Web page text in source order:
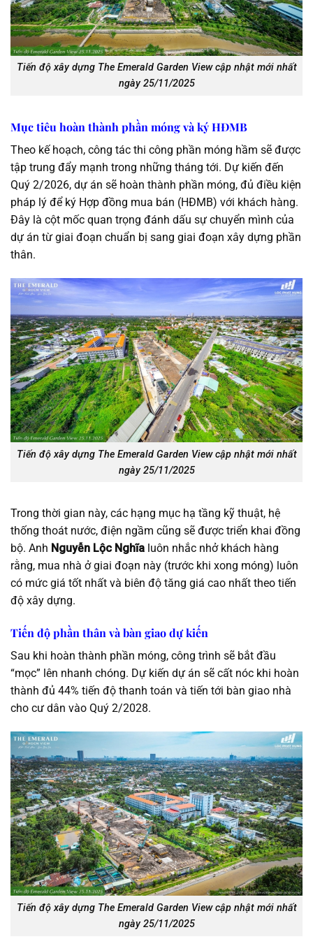
Tiến độ xây dựng The Emerald Garden View cập nhật mới nhất
ngày 25/11/2025
Mục tiêu hoàn thành phần móng và ký HĐMB
Theo kế hoạch, công tác thi công phần móng hầm sẽ được
tập trung đẩy mạnh trong những tháng tới. Dự kiến đến
Quý 2/2026, dự án sẽ hoàn thành phần móng, đủ điều kiện
pháp lý để ký Hợp đồng mua bán (HĐMB) với khách hàng.
Đây là cột mốc quan trọng đánh dấu sự chuyển mình của
dự án từ giai đoạn chuẩn bị sang giai đoạn xây dựng phần
thân.
Tiến độ xây dựng The Emerald Garden View cập nhật mới nhất
ngày 25/11/2025
Trong thời gian này, các hạng mục hạ tầng kỹ thuật, hệ
thống thoát nước, điện ngầm cũng sẽ được triển khai đồng
bộ. Anh Nguyễn Lộc Nghĩa luôn nhắc nhở khách hàng
rằng, mua nhà ở giai đoạn này (trước khi xong móng) luôn
có mức giá tốt nhất và biên độ tăng giá cao nhất theo tiến
độ xây dựng.
Tiến độ phần thân và bàn giao dự kiến
Sau khi hoàn thành phần móng, công trình sẽ bắt đầu
“mọc” lên nhanh chóng. Dự kiến dự án sẽ cất nóc khi hoàn
thành đủ 44% tiến độ thanh toán và tiến tới bàn giao nhà
cho cư dân vào Quý 2/2028.
Tiến độ xây dựng The Emerald Garden View cập nhật mới nhất
ngày 25/11/2025